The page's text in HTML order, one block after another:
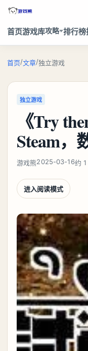
首页游戏库攻略 排行榜
首页/文章/独立游戏
独立游戏
《Try
Steam，
游戏熊2025-03-16约
进入阅读模式